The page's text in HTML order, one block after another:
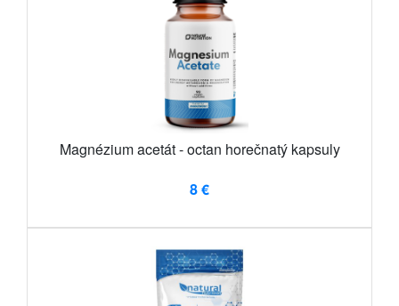
Magnézium acetát - octan horečnatý kapsuly
8 €